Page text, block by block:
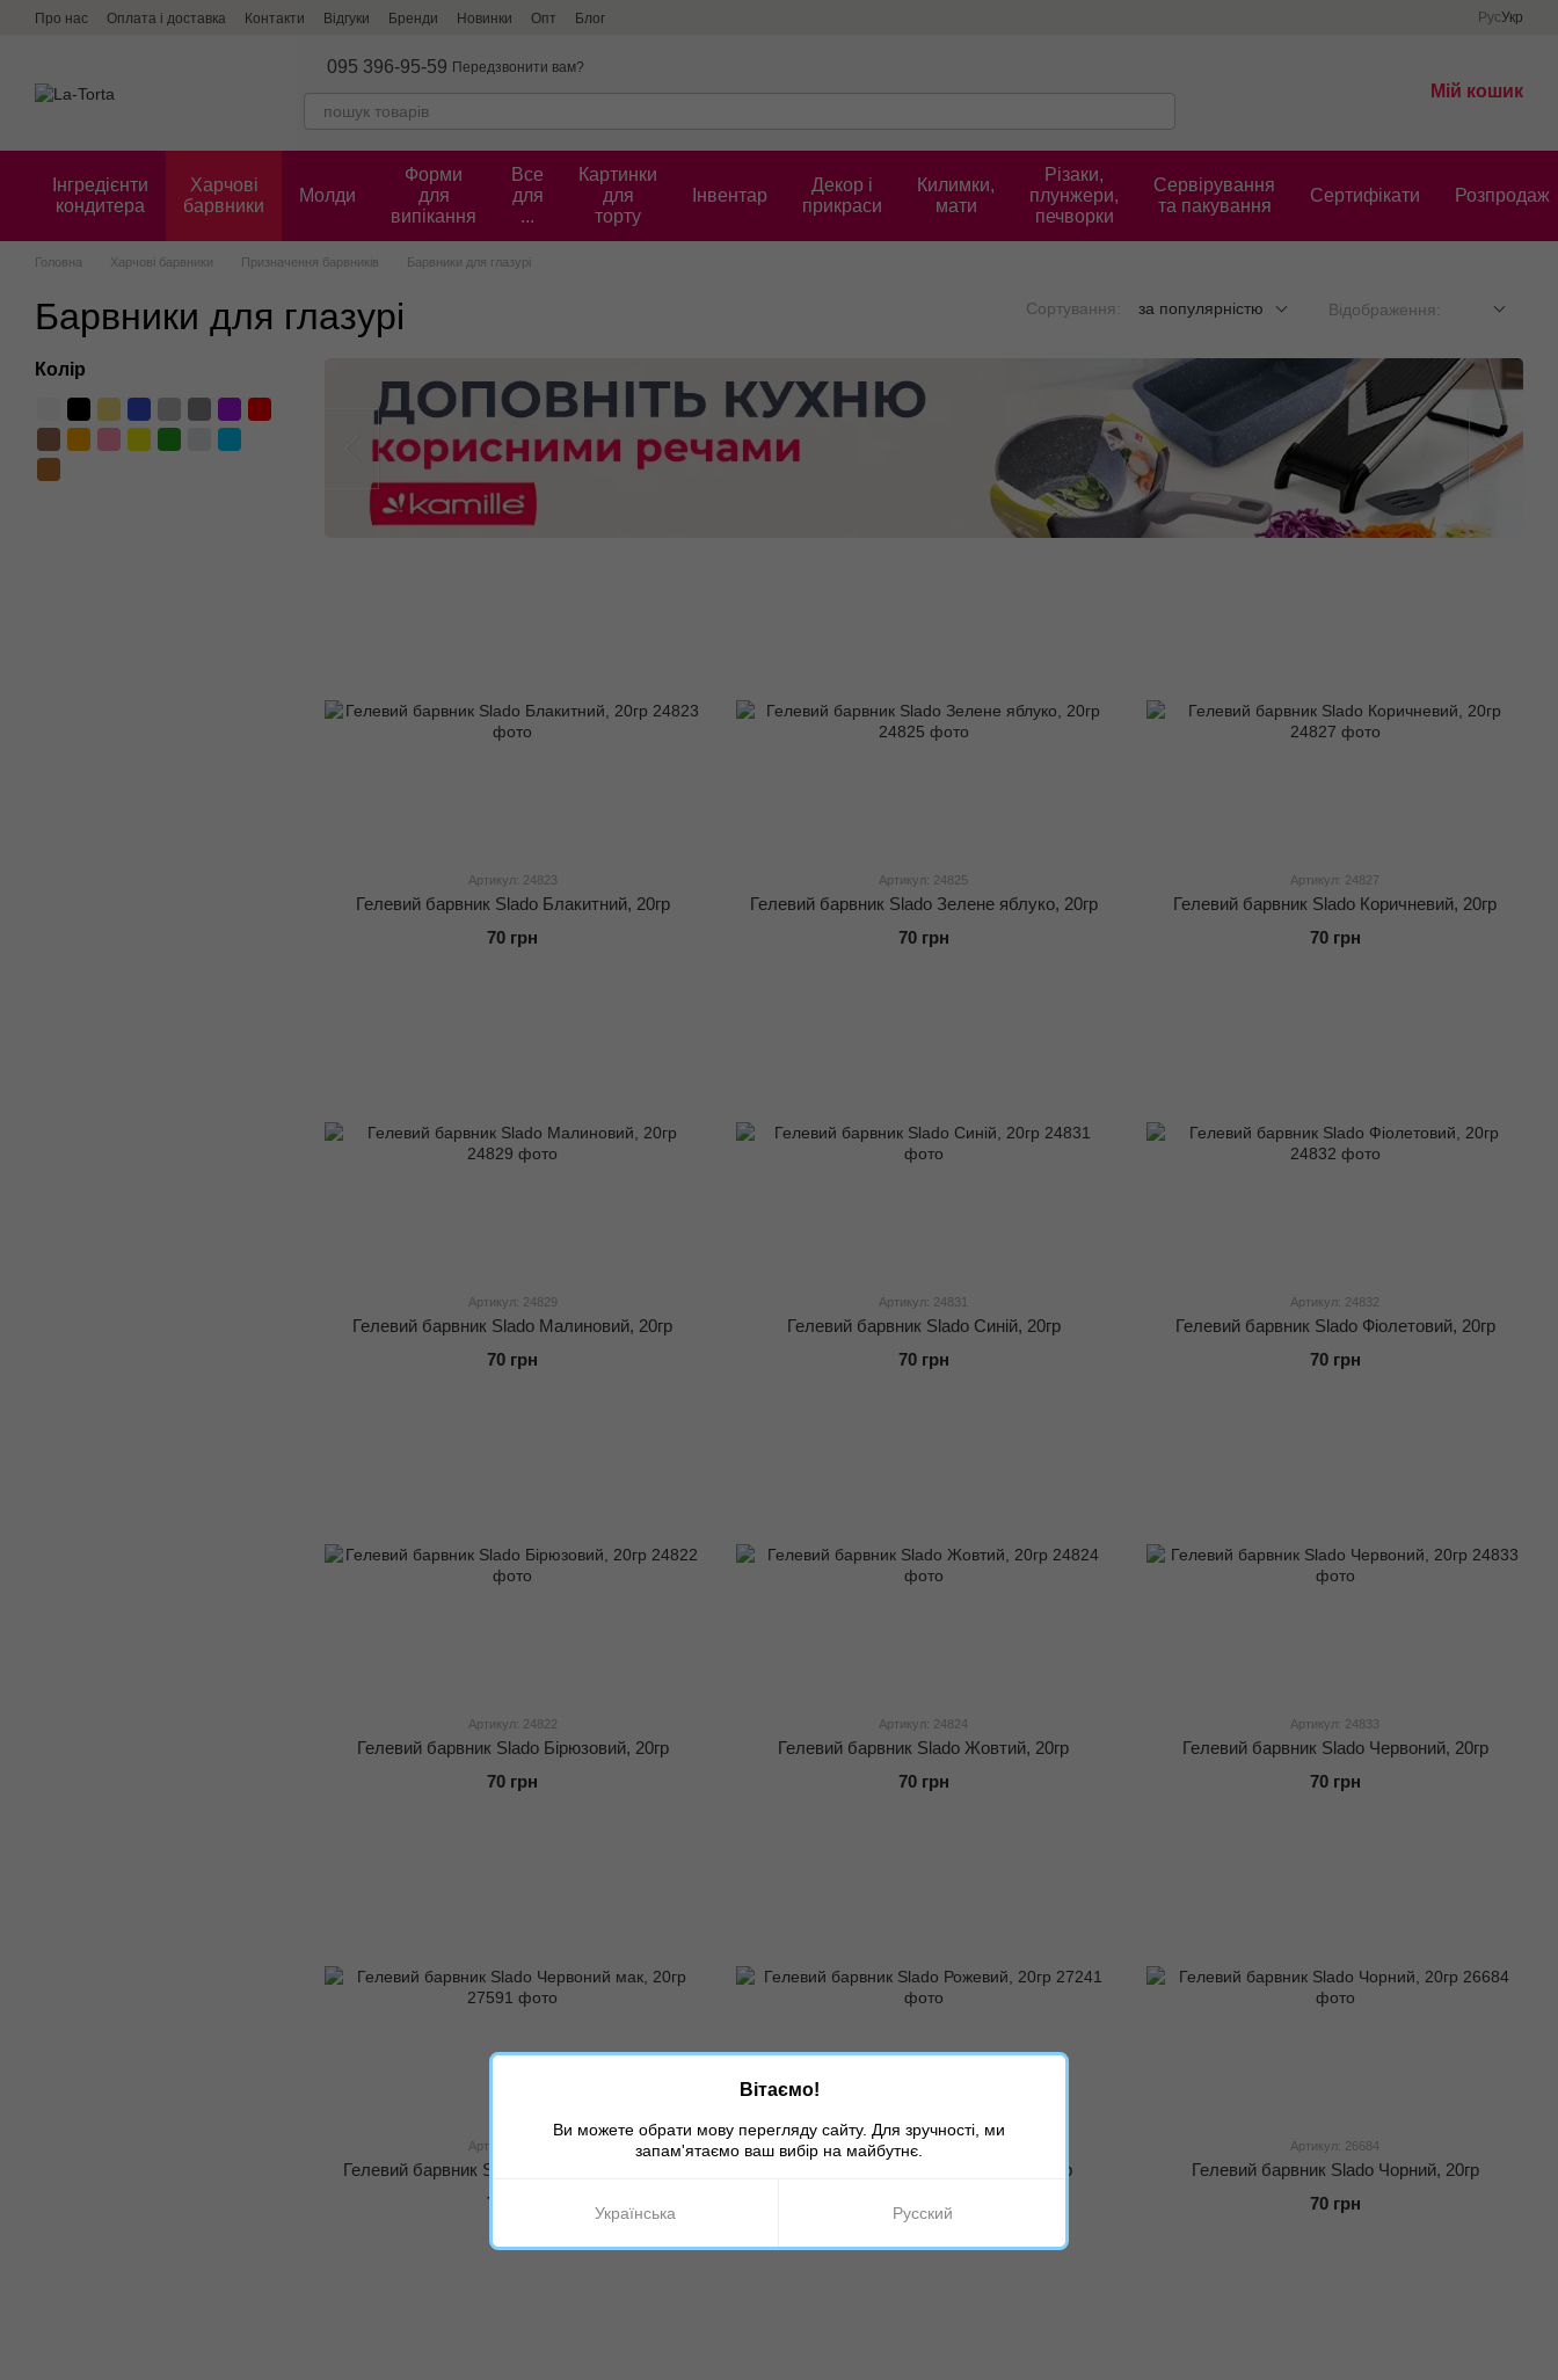
Перейти до основного контенту
Про нас Оплата і доставка Контакти Відгуки Бренди Новинки Опт Блог РусУкр
095 396-95-59 Передзвонити вам?
Мій кошик
Інгредієнти
кондитера
Харчові
барвники
Молди
Форми
для
випікання
Все
для
...
Картинки
для
торту
Інвентар
Декор і
прикраси
Килимки,
мати
Різаки,
плунжери,
печворки
Сервірування
та пакування
Cертифікати Розпродаж
Головна Харчові барвники Призначення барвників Барвники для глазурі
Барвники для глазурі Сортування: за популярністю Відображення:
Артикул: 24823
Гелевий барвник Slado Блакитний, 20гр
70 грн
Артикул: 24825
Гелевий барвник Slado Зелене яблуко, 20гр
70 грн
Артикул: 24827
Гелевий барвник Slado Коричневий, 20гр
70 грн
Артикул: 24829
Гелевий барвник Slado Малиновий, 20гр
70 грн
Артикул: 24831
Гелевий барвник Slado Синій, 20гр
70 грн
Артикул: 24832
Гелевий барвник Slado Фіолетовий, 20гр
70 грн
Артикул: 24822
Гелевий барвник Slado Бірюзовий, 20гр
70 грн
Артикул: 24824
Гелевий барвник Slado Жовтий, 20гр
70 грн
Артикул: 24833
Гелевий барвник Slado Червоний, 20гр
70 грн
Артикул: 27591
Гелевий барвник Slado Червоний мак, 20гр
70 грн
Артикул: 27241
Гелевий барвник Slado Рожевий, 20гр
70 грн
Артикул: 26684
Гелевий барвник Slado Чорний, 20гр
70 грн
Колір
Вітаємо!
Ви можете обрати мову перегляду сайту. Для зручності, ми
запам'ятаємо ваш вибір на майбутнє.
Українська Русский